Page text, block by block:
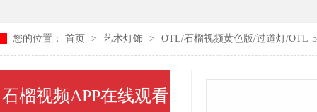
您的位置： 首页 > 艺术灯饰 > OTL/石榴视频黄色版/过道灯/OTL-
石榴视频APP在线观看